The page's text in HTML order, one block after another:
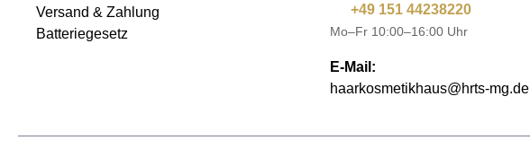
Versand & Zahlung
Batteriegesetz
+49 151 44238220
Mo–Fr 10:00–16:00 Uhr
E-Mail:
haarkosmetikhaus@hrts-mg.de